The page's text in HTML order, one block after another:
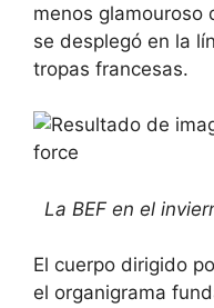
menos glamouroso
se desplegó en la
tropas francesas.
La BEF en el
El cuerpo dirigido
el organigrama